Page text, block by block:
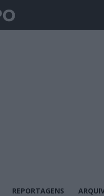
REPORTAGENS